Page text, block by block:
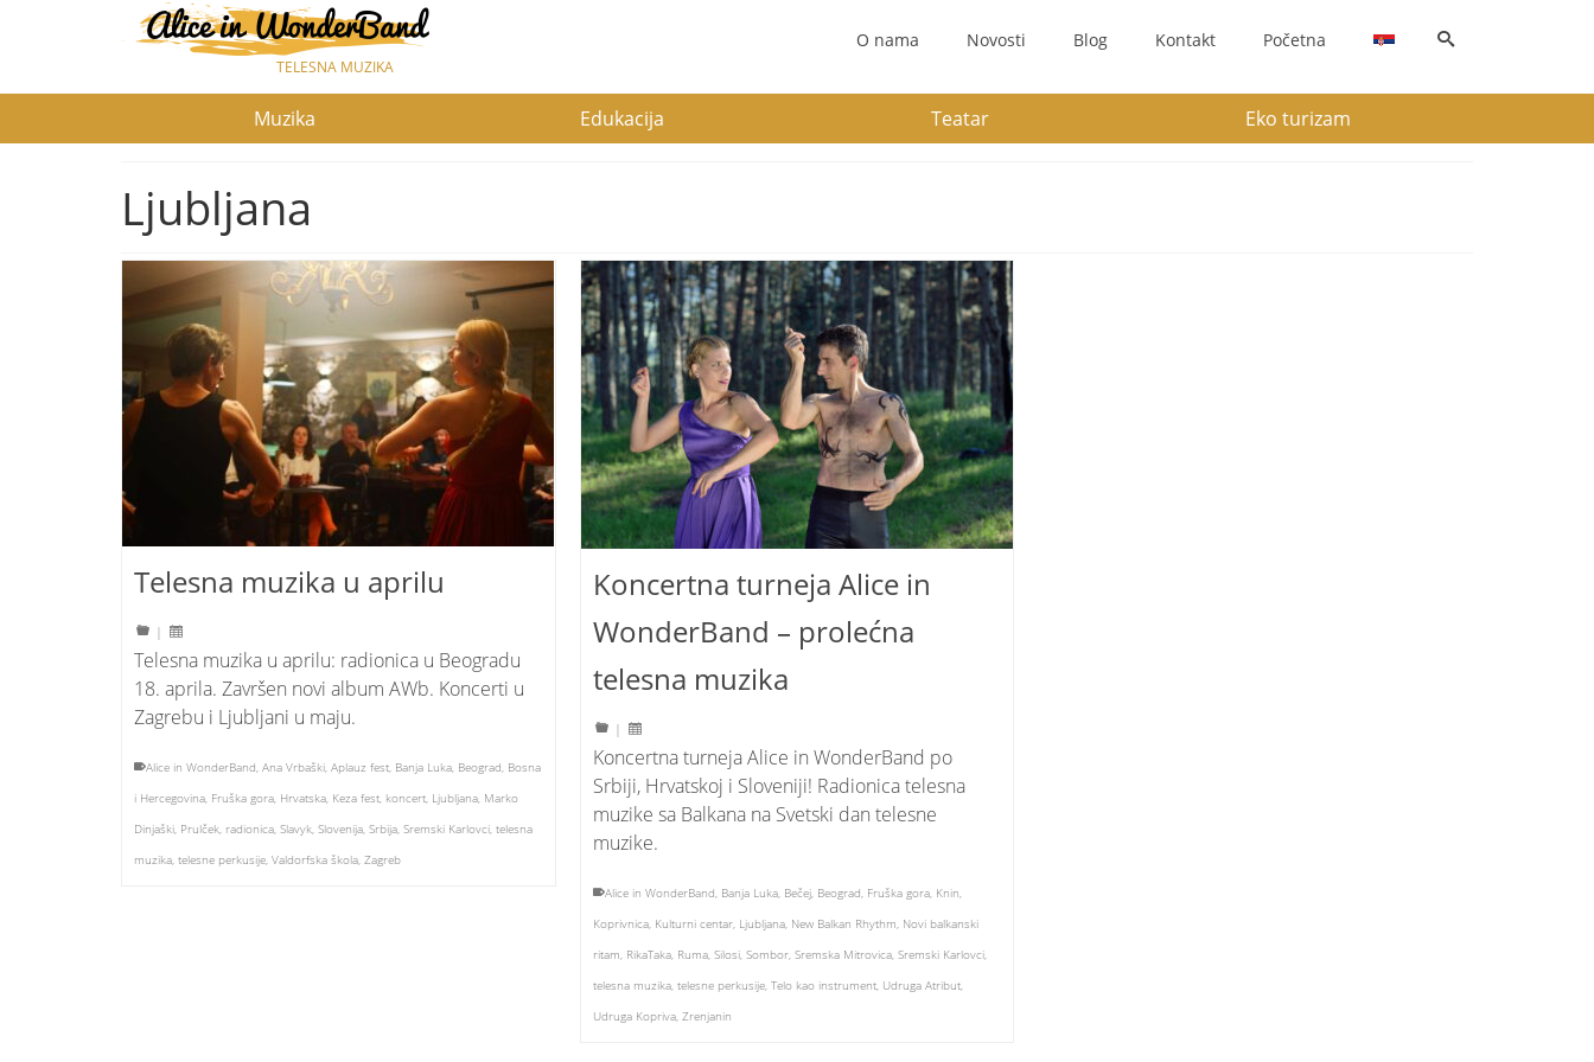
TELESNA MUZIKA
O nama Novosti Blog Kontakt Početna
Muzika Edukacija Teatar Eko turizam
Ljubljana
Telesna muzika u aprilu
|
Telesna muzika u aprilu: radionica u Beogradu
18. aprila. Završen novi album AWb. Koncerti u
Zagrebu i Ljubljani u maju.
Alice in WonderBand, Ana Vrbaški, Aplauz fest, Banja Luka, Beograd, Bosna
i Hercegovina, Fruška gora, Hrvatska, Keza fest, koncert, Ljubljana, Marko
Dinjaški, Prulček, radionica, Slavyk, Slovenija, Srbija, Sremski Karlovci, telesna
muzika, telesne perkusije, Valdorfska škola, Zagreb
Koncertna turneja Alice in
WonderBand – prolećna
telesna muzika
|
Koncertna turneja Alice in WonderBand po
Srbiji, Hrvatskoj i Sloveniji! Radionica telesna
muzike sa Balkana na Svetski dan telesne
muzike.
Alice in WonderBand, Banja Luka, Bečej, Beograd, Fruška gora, Knin,
Koprivnica, Kulturni centar, Ljubljana, New Balkan Rhythm, Novi balkanski
ritam, RikaTaka, Ruma, Silosi, Sombor, Sremska Mitrovica, Sremski Karlovci,
telesna muzika, telesne perkusije, Telo kao instrument, Udruga Atribut,
Udruga Kopriva, Zrenjanin